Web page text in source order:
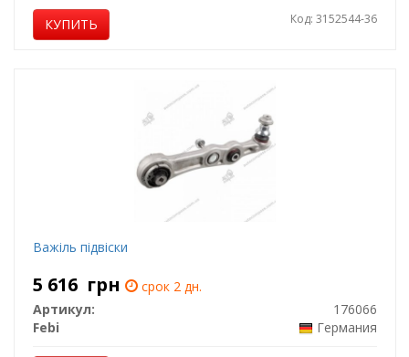
КУПИТЬ Код: 3152544-36
Важіль підвіски
5 616 грн
срок 2 дн.
Артикул:
176066
Febi
Германия